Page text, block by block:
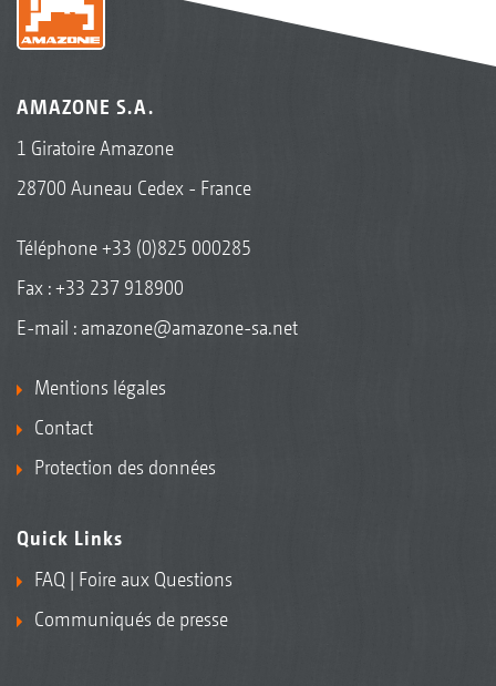
AMAZONE S.A.
1 Giratoire Amazone
28700 Auneau Cedex - France
Téléphone+33 (0)825 000285
Fax : +33 237 918900
E-mail : amazone@amazone-sa.net
Mentions légales
Contact
Protection des données
Quick Links
FAQ | Foire aux Questions
Communiqués de presse